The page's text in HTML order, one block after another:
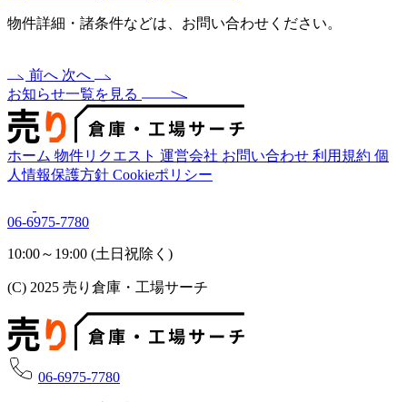
物件詳細・諸条件などは、お問い合わせください。
前へ 次へ
お知らせ一覧を見る
ホーム 物件リクエスト 運営会社 お問い合わせ 利用規約 個
人情報保護方針 Cookieポリシー
06-6975-7780
10:00～19:00 (土日祝除く)
(C) 2025 売り倉庫・工場サーチ
06-6975-7780